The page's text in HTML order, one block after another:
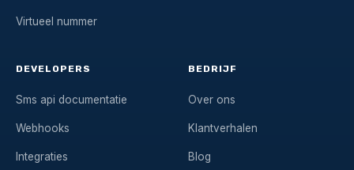
Virtueel nummer
DEVELOPERS
Sms api documentatie
Webhooks
Integraties
BEDRIJF
Over ons
Klantverhalen
Blog